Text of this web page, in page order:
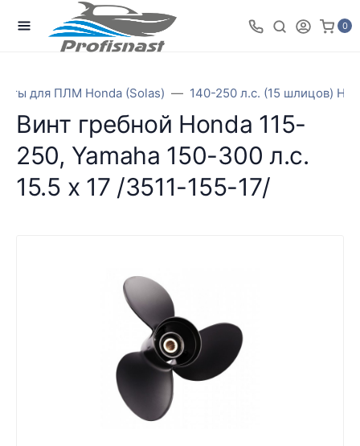
0
для ПЛМ Honda (Solas) 140-250 л.с. (15 шлицов)
Винт гребной Honda 115-
250, Yamaha 150-300 л.с.
15.5 x 17 /3511-155-17/